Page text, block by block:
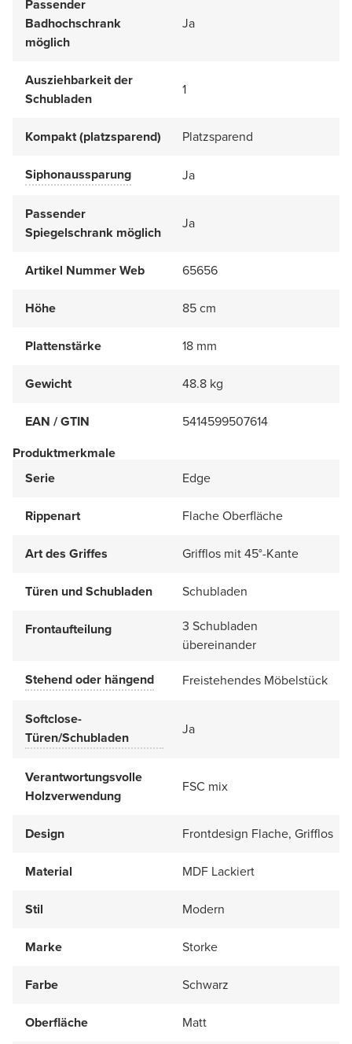
Passender
Badhochschrank
möglich
Ja
Ausziehbarkeit der
Schubladen
1
Kompakt (platzsparend) Platzsparend
Siphonaussparung Ja
Passender
Spiegelschrank möglich
Ja
Artikel Nummer Web 65656
Höhe 85 cm
Plattenstärke 18 mm
Gewicht 48.8 kg
EAN / GTIN
5414599507614
Produktmerkmale
Serie
Edge
Rippenart Flache Oberfläche
Art des Griffes Grifflos mit 45°-Kante
Türen und Schubladen Schubladen
Frontaufteilung
3 Schubladen
übereinander
Stehend oder hängend
Freistehendes Möbelstück
Softclose-
Türen/Schubladen
Ja
Verantwortungsvolle
Holzverwendung
FSC mix
Design Frontdesign Flache, Grifflos
Material MDF Lackiert
Stil Modern
Marke Storke
Farbe Schwarz
Oberfläche Matt